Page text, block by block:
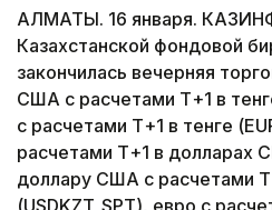
АЛМАТЫ. 16 января.
Казахстанской фондовой
закончилась вечерняя
США с расчетами Т+1 в
с расчетами Т+1 в тенге
расчетами Т+1 в долларах
доллару США с расчетами